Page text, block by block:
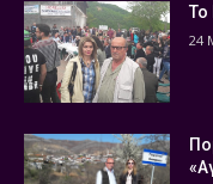
Το
24